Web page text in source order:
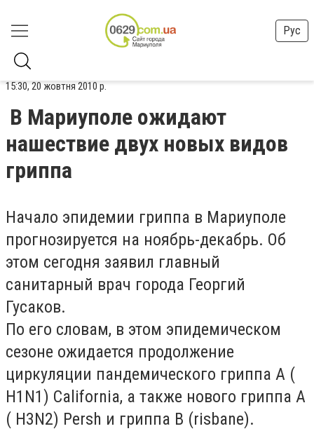
Рус
15:30, 20 жовтня 2010 р.
В Мариуполе ожидают
нашествие двух новых видов
гриппа
Начало эпидемии гриппа в Мариуполе
прогнозируется на ноябрь-декабрь. Об
этом сегодня заявил главный
санитарный врач города Георгий
Гусаков.
По его словам, в этом эпидемическом
сезоне ожидается продолжение
циркуляции пандемического гриппа А (
Н1 N1) California, а также нового гриппа А
( Н3N2) Persh и гриппа B (risbane).